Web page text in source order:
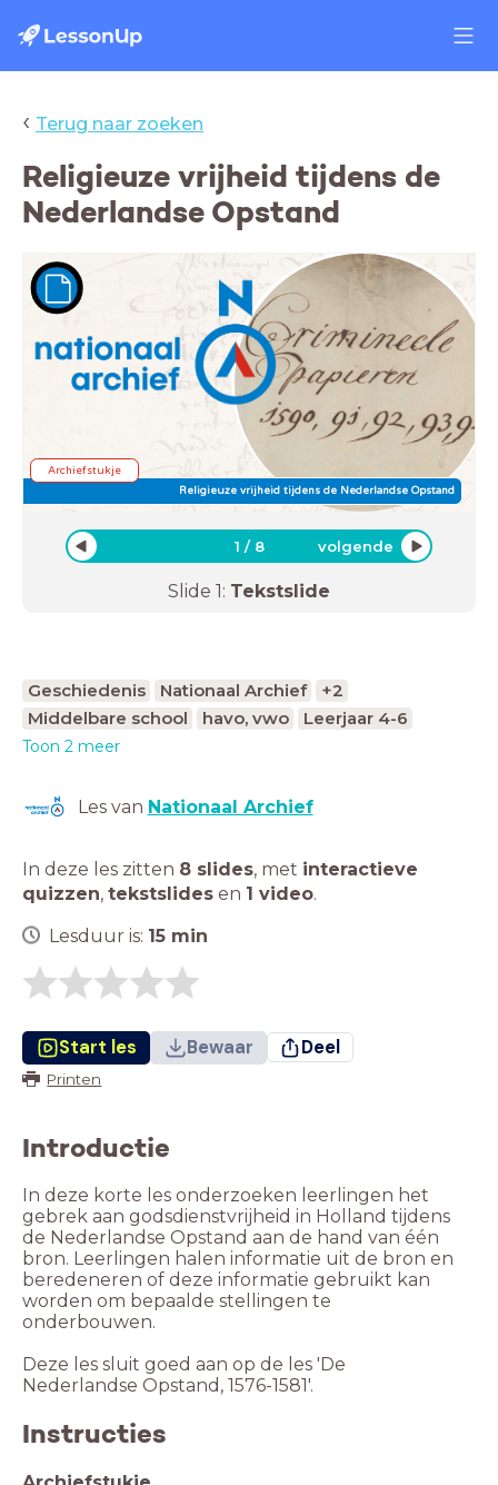
‹ Terug naar zoeken
Religieuze vrijheid tijdens de
Nederlandse Opstand
Religieuze vrijheid tijdens de Nederlandse Opstand
Archiefstukje
1 / 8 volgende
Slide 1: Tekstslide
Geschiedenis Nationaal Archief
+2
Middelbare school
havo, vwo Leerjaar 4-6
Toon 2 meer
Les van Nationaal Archief
In deze les zitten 8 slides, met interactieve
quizzen, tekstslides en 1 video.
Lesduur is: 15 min
Start les Bewaar Deel
Printen
Introductie
In deze korte les onderzoeken leerlingen het
gebrek aan godsdienstvrijheid in Holland tijdens
de Nederlandse Opstand aan de hand van één
bron. Leerlingen halen informatie uit de bron en
beredeneren of deze informatie gebruikt kan
worden om bepaalde stellingen te
onderbouwen.
Deze les sluit goed aan op de les 'De
Nederlandse Opstand, 1576-1581'.
Instructies